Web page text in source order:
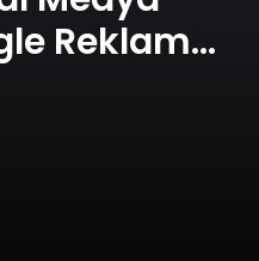
Uetds.com İle